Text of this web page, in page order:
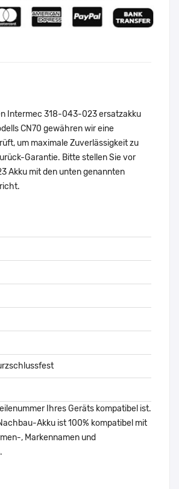
Intermec 318-043-023 ersatzakku
CN70 gewähren wir eine
um maximale Zuverlässigkeit zu
Garantie. Bitte stellen Sie vor
Akku mit den unten genannten
Ihres Geräts kompatibel ist.
Akku ist 100% kompatibel mit
, Markennamen und